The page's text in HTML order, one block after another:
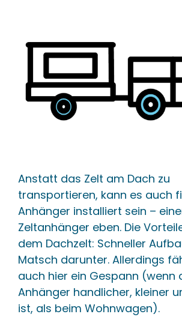
Anstatt das Zelt am Dach zu
transportieren, kann es auch
Anhänger installiert sein –
Zeltanhänger eben. Die
dem Dachzelt: Schneller
Matsch darunter. Allerdings
auch hier ein Gespann (wenn
Anhänger handlicher, kleiner
ist, als beim Wohnwagen).